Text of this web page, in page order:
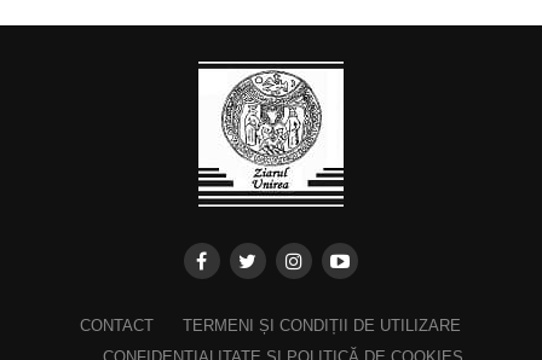
CONTACT
TERMENI ȘI CONDIȚII DE UTILIZARE